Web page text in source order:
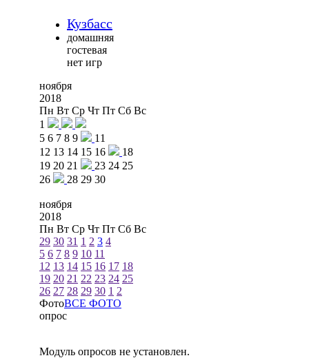
Кузбасс
домашняя
гостевая
нет игр
ноября
2018
Пн Вт Ср Чт Пт Сб Вс
1
5 6 7 8 9
11
12 13 14 15 16
18
19 20 21 23 24 25
26
28 29 30
ноября
2018
Пн Вт Ср Чт Пт Сб Вс
29 30 31 1 2 3 4
5 6 7 8 9 10 11
12 13 14 15 16 17 18
19 20 21 22 23 24 25
26 27 28 29 30 1 2
ФотоВСЕ ФОТО
опрос
Модуль опросов не установлен.